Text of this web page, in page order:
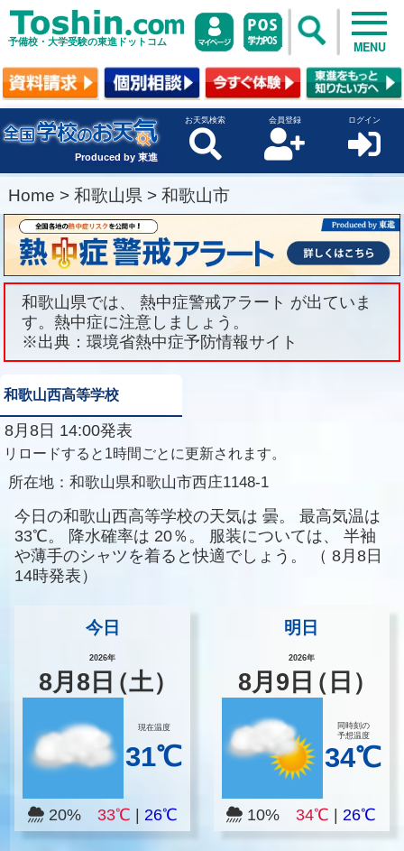
予備校・大学受験の東進ドットコム MENU
Produced by 東進
お天気検索 会員登録 ログイン
Home > 和歌山県 > 和歌山市
和歌山県では、 熱中症警戒アラート が出ていま
す。熱中症に注意しましょう。
※出典：環境省熱中症予防情報サイト
和歌山西高等学校
8月8日 14:00発表
リロードすると1時間ごとに更新されます。
所在地： 和歌山県和歌山市西庄1148-1
今日の和歌山西高等学校の天気は 曇。
最高気温は
33℃。
降水確率は 20％。 服装については、
半袖
や薄手のシャツを着ると快適でしょう。
（ 8月8日
14時発表）
今日
2026年
8月8 日（土）
現在温度
31℃
20% 33℃ 26℃
明日
2026年
8月 9 日（日）
同時刻の
予想温度
34℃
10%34℃ |26℃